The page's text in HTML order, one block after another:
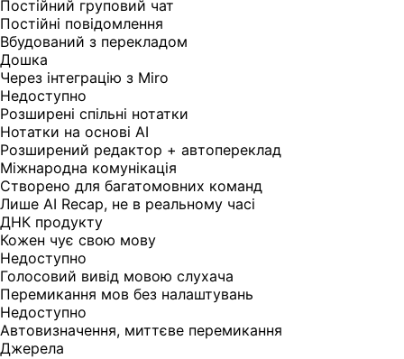
Постійний груповий чат
Постійні повідомлення
Вбудований з перекладом
Дошка
Через інтеграцію з Miro
Недоступно
Розширені спільні нотатки
Нотатки на основі AI
Розширений редактор + автопереклад
Міжнародна комунікація
Створено для багатомовних команд
Лише AI Recap, не в реальному часі
ДНК продукту
Кожен чує свою мову
Недоступно
Голосовий вивід мовою слухача
Перемикання мов без налаштувань
Недоступно
Автовизначення, миттєве перемикання
Джерела